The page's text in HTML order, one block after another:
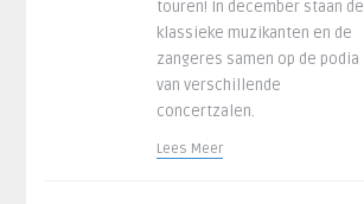
touren! In december staan de
klassieke muzikanten en de
zangeres samen op de podia
van verschillende
concertzalen.
Lees Meer